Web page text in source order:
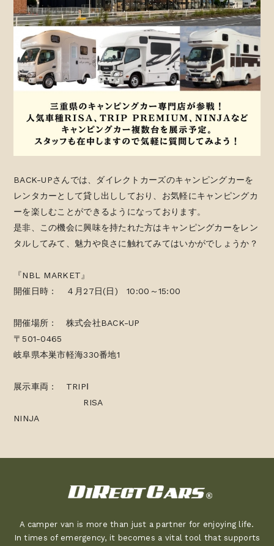
BACK-UPさんでは、ダイレクトカーズのキャンピングカーを
レンタカーとして貸し出ししており、お気軽にキャンピングカ
ーを楽しむことができるようになっております。
是非、この機会に興味を持たれた方はキャンピングカーをレン
タルしてみて、魅力や良さに触れてみてはいかがでしょうか？
『NBL MARKET』
開催日時： ４月27日(日) 10:00～15:00
開催場所： 株式会社BACK-UP
〒501-0465
岐阜県本巣市軽海330番地1
展示車両： TRIPⅠ
RISA
NINJA
A camper van is more than just a partner for enjoying life.
In times of emergency, it becomes a vital tool that supports